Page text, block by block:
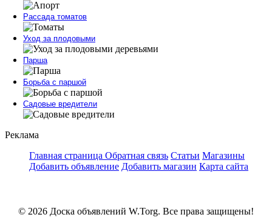
Рассада томатов
Уход за плодовыми
Парша
Борьба с паршой
Садовые вредители
Реклама
Главная страница Обратная связь Статьи Магазины
Добавить объявление Добавить магазин Карта сайта
© 2026 Доска объявлений W.Torg. Все права защищены!